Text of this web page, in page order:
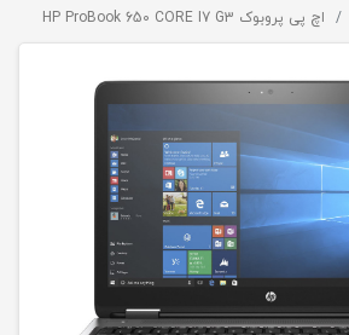
اچ پی پروبوک HP ProBook 650 CORE I7 G3